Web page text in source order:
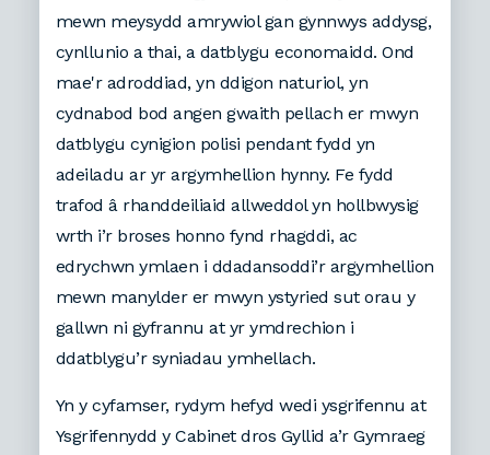
mewn meysydd amrywiol gan gynnwys addysg,
cynllunio a thai, a datblygu economaidd. Ond
mae'r adroddiad, yn ddigon naturiol, yn
cydnabod bod angen gwaith pellach er mwyn
datblygu cynigion polisi pendant fydd yn
adeiladu ar yr argymhellion hynny. Fe fydd
trafod â rhanddeiliaid allweddol yn hollbwysig
wrth i’r broses honno fynd rhagddi, ac
edrychwn ymlaen i ddadansoddi’r argymhellion
mewn manylder er mwyn ystyried sut orau y
gallwn ni gyfrannu at yr ymdrechion i
ddatblygu’r syniadau ymhellach.
Yn y cyfamser, rydym hefyd wedi ysgrifennu at
Ysgrifennydd y Cabinet dros Gyllid a’r Gymraeg